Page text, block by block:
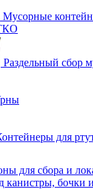
Мусорные
Раздельный сбор
для
для сбора и
канистры, бочки